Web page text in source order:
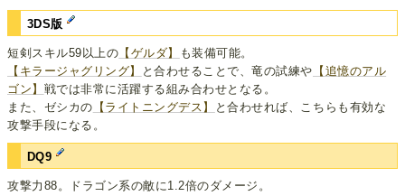
3DS版
短剣スキル59以上の 【ゲルダ】
も装備可能。
【キラージャグリング】
と合わせることで、竜の試練や 【追憶のアル
ゴン】 戦では非常に活躍する組み合わせとなる。
また、ゼシカの 【ライトニングデス】
と合わせれば、こちらも有効な
攻撃手段になる。
DQ9
攻撃力88。ドラゴン系の敵に1.2倍のダメージ。